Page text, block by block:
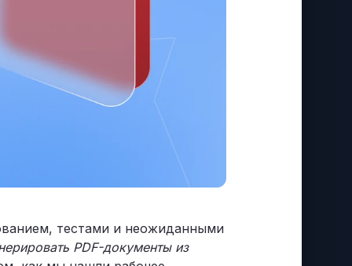
тестами и неожиданными
PDF-документы из